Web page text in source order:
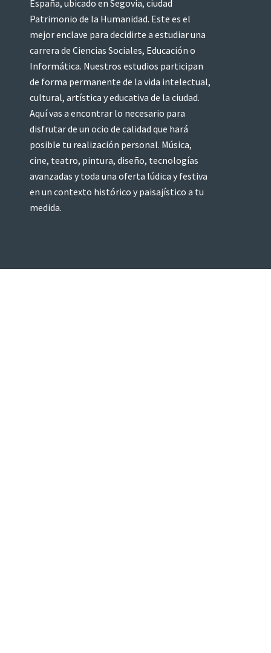
España, ubicado en Segovia, ciudad
Patrimonio de la Humanidad. Este es el
mejor enclave para decidirte a estudiar una
carrera de Ciencias Sociales, Educación o
Informática. Nuestros estudios participan
de forma permanente de la vida intelectual,
cultural, artística y educativa de la ciudad.
Aquí vas a encontrar lo necesario para
disfrutar de un ocio de calidad que hará
posible tu realización personal. Música,
cine, teatro, pintura, diseño, tecnologías
avanzadas y toda una oferta lúdica y festiva
en un contexto histórico y paisajístico a tu
medida.